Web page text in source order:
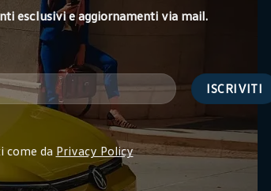
esclusivi e aggiornamenti via mail.
come da Privacy Policy